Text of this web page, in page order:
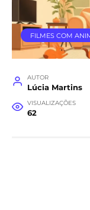
FILMES COM
AUTOR
Lúcia Martins
VISUALIZAÇÕES
62